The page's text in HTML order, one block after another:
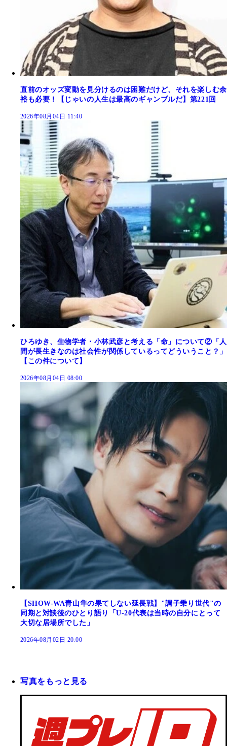
直前のオッズ変動を見分けるのは困難だけど、それを楽しむ余
裕も必要！【じゃいの人生は最高のギャンブルだ】第221回
2026年08月04日 11:40
ひろゆき、生物学者・小林武彦と考える「命」について②「人
間が長生きなのは社会性が関係しているってどういうこと？」
【この件について】
2026年08月04日 08:00
【SHOW-WA青山隼の果てしない延長戦】"調子乗り世代"の
同期と対談後のひとり語り「U-20代表は当時の自分にとって
大切な居場所でした」
2026年08月02日 20:00
写真をもっと見る